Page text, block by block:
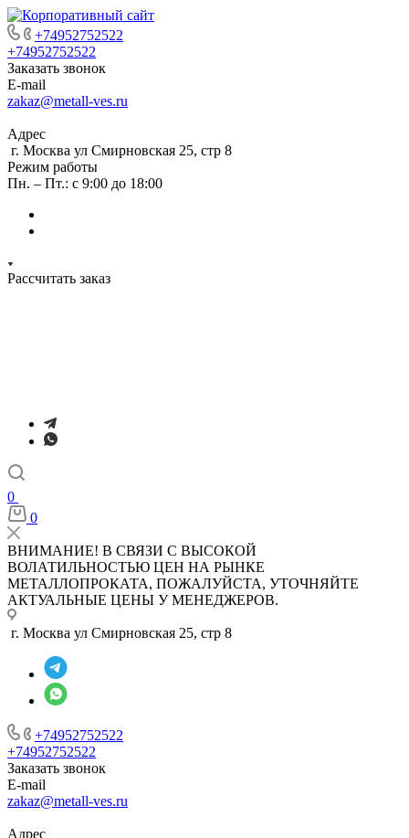
+74952752522
+74952752522
Заказать звонок
E-mail
zakaz@metall-ves.ru
Адрес
г. Москва ул Смирновская 25, стр 8
Режим работы
Пн. – Пт.: с 9:00 до 18:00
Рассчитать заказ
0
0
ВНИМАНИЕ! В СВЯЗИ С ВЫСОКОЙ
ВОЛАТИЛЬНОСТЬЮ ЦЕН НА РЫНКЕ
МЕТАЛЛОПРОКАТА, ПОЖАЛУЙСТА, УТОЧНЯЙТЕ
АКТУАЛЬНЫЕ ЦЕНЫ У МЕНЕДЖЕРОВ.
г. Москва ул Смирновская 25, стр 8
+74952752522
+74952752522
Заказать звонок
E-mail
zakaz@metall-ves.ru
Адрес